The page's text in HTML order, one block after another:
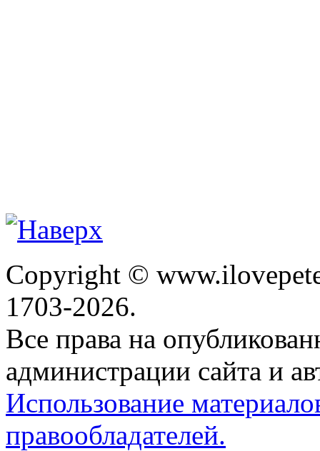
Copyright ©
1703-2026.
Все права на
администрации сайта и
Использование
правообладателей.